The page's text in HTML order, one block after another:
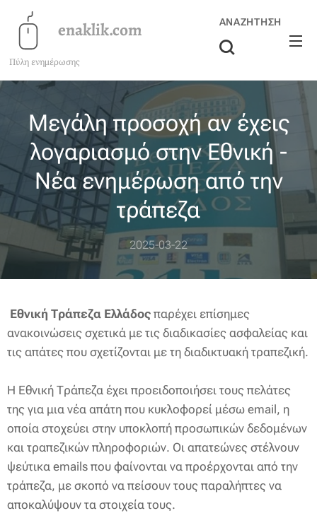
enaklik.com
Πύλη ενημέρωσης
ΑΝΑΖΉΤΗΣΗ
Μεγάλη προσοχή αν έχεις
λογαριασμό στην Εθνική -
Νέα ενημέρωση από την
τράπεζα
2025-03-22
Εθνική Τράπεζα Ελλάδος παρέχει επίσημες
ανακοινώσεις σχετικά με τις διαδικασίες ασφαλείας και
τις απάτες που σχετίζονται με τη διαδικτυακή τραπεζική.
Η Εθνική Τράπεζα έχει προειδοποιήσει τους πελάτες
της για μια νέα απάτη που κυκλοφορεί μέσω email, η
οποία στοχεύει στην υποκλοπή προσωπικών δεδομένων
και τραπεζικών πληροφοριών. Οι απατεώνες στέλνουν
ψεύτικα emails που φαίνονται να προέρχονται από την
τράπεζα, με σκοπό να πείσουν τους παραλήπτες να
αποκαλύψουν τα στοιχεία τους.